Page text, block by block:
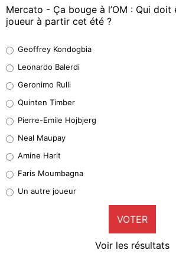
Mercato - Ça bouge à l’OM : Qui
joueur à partir cet été ?
38%
32%
5%
1%
9%
Geoffrey Kondogbia
Leonardo Balerdi
Geronimo Rulli
Quinten Timber
Pierre-Emile Hojbjerg
Neal Maupay
Amine Harit
Faris Moumbagna
Un autre joueur
VOTER
Voir les résultats